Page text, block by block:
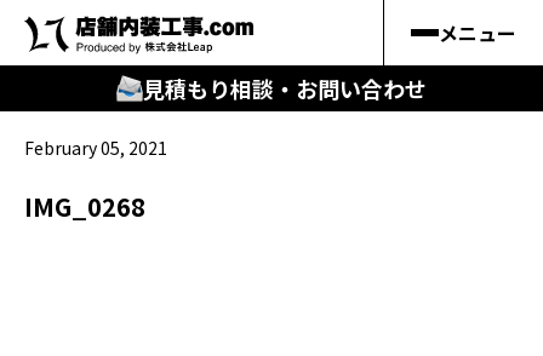
メニュー
見積もり相談・お問い合わせ
🔍 ︎探す
キーワードから
February 05, 2021
IMG_0268